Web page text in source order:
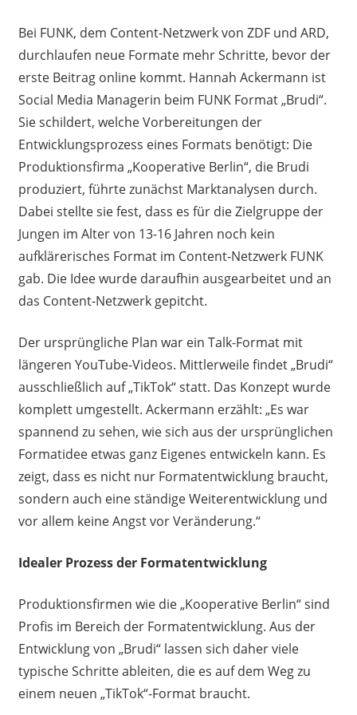
Bei FUNK, dem Content-Netzwerk von ZDF und ARD,
durchlaufen neue Formate mehr Schritte, bevor der
erste Beitrag online kommt. Hannah Ackermann ist
Social Media Managerin beim FUNK Format „Brudi“.
Sie schildert, welche Vorbereitungen der
Entwicklungsprozess eines Formats benötigt: Die
Produktionsfirma „Kooperative Berlin“, die Brudi
produziert, führte zunächst Marktanalysen durch.
Dabei stellte sie fest, dass es für die Zielgruppe der
Jungen im Alter von 13-16 Jahren noch kein
aufklärerisches Format im Content-Netzwerk FUNK
gab. Die Idee wurde daraufhin ausgearbeitet und an
das Content-Netzwerk gepitcht.
Der ursprüngliche Plan war ein Talk-Format mit
längeren YouTube-Videos. Mittlerweile findet „Brudi“
ausschließlich auf „TikTok“ statt. Das Konzept wurde
komplett umgestellt. Ackermann erzählt: „Es war
spannend zu sehen, wie sich aus der ursprünglichen
Formatidee etwas ganz Eigenes entwickeln kann. Es
zeigt, dass es nicht nur Formatentwicklung braucht,
sondern auch eine ständige Weiterentwicklung und
vor allem keine Angst vor Veränderung.“
Idealer Prozess der Formatentwicklung
Produktionsfirmen wie die „Kooperative Berlin“ sind
Profis im Bereich der Formatentwicklung. Aus der
Entwicklung von „Brudi“ lassen sich daher viele
typische Schritte ableiten, die es auf dem Weg zu
einem neuen „TikTok“-Format braucht.